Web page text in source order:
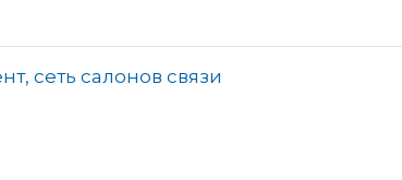
сеть салонов связи